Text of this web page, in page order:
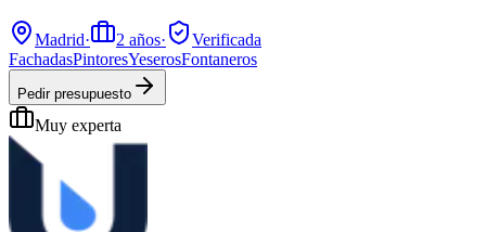
Madrid· 2 años·
Verificada
FachadasPintoresYeserosFontaneros
Pedir presupuesto
Muy experta